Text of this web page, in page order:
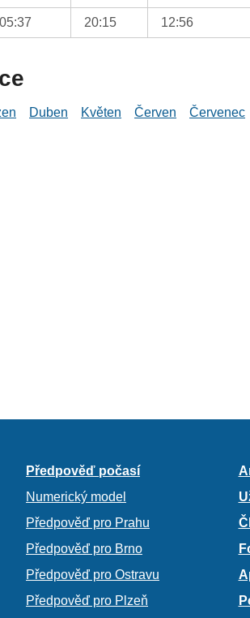
05:37 20:15 12:56
Duben Květen Červen Červenec
Předpověď počasí
Numerický model
Předpověď pro Prahu
Předpověď pro Brno
Předpověď pro Ostravu
Předpověď pro Plzeň